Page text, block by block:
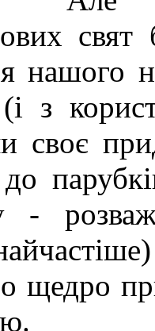
свят
нашого
з
своє
-
щедро